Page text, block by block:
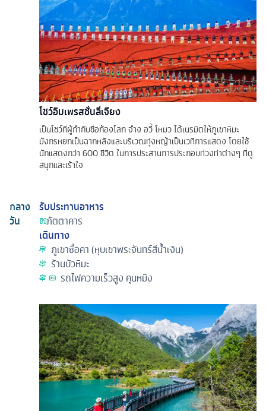
โชว์อิมเพรสชั่นลี่เจียง
เป็นโชว์ที่ผู้กำกับชื่อก้องโลก จำง อวี้ โหมว ได้เนรมิตให้ภูเขาหิมะ
มังกรหยกเป็นฉากหลังและบริเวณทุ่งหญ้าเป็นเวทีการแสดง โดยใช้
นักแสดงกว่า 600 ชีวิต ในการประสานการประกอบท่วงท่าต่างๆ ที่ดู
สนุกและเร้าใจ
กลาง
วัน
รับประทานอาหาร
ภัตตาคาร
เดินทาง
ภูเขาซื่อคา (หุบเขาพระจันทร์สีน้ำเงิน)
ร้านบัวหิมะ
รถไฟความเร็วสูง คุนหมิง